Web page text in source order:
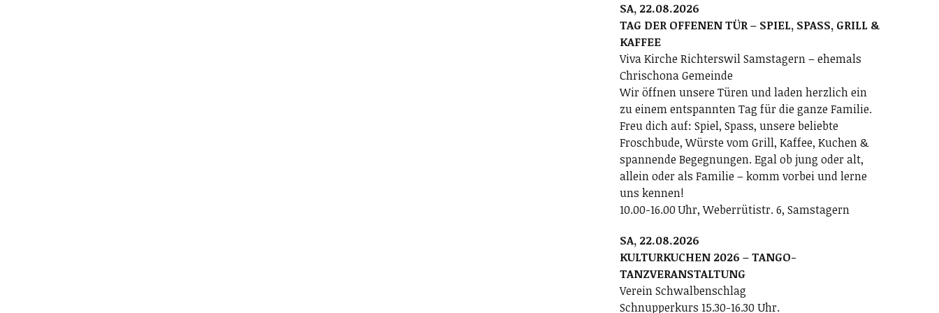
SA, 22.08.2026
TAG DER OFFENEN TÜR – SPIEL, SPASS, GRILL &
KAFFEE
Viva Kirche Richterswil Samstagern – ehemals
Chrischona Gemeinde
Wir öffnen unsere Türen und laden herzlich ein
zu einem entspannten Tag für die ganze Familie.
Freu dich auf: Spiel, Spass, unsere beliebte
Froschbude, Würste vom Grill, Kaffee, Kuchen &
spannende Begegnungen. Egal ob jung oder alt,
allein oder als Familie – komm vorbei und lerne
uns kennen!
10.00-16.00 Uhr, Weberrütistr. 6, Samstagern
SA, 22.08.2026
KULTURKUCHEN 2026 – TANGO-
TANZVERANSTALTUNG
Verein Schwalbenschlag
Schnupperkurs 15.30-16.30 Uhr.